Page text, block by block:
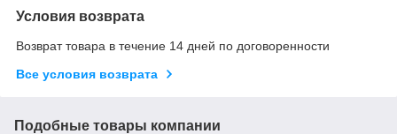
Условия возврата
Возврат товара в течение 14 дней по договоренности
Все условия возврата
Подобные товары компании